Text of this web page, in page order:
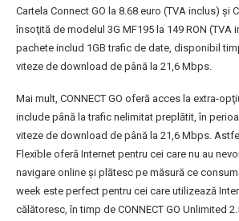
Cartela Connect GO la 8.68 euro (TVA inclus) şi
însoţită de modelul 3G MF195 la 149 RON (TVA
pachete includ 1GB trafic de date, disponibil
viteze de download de până la 21,6 Mbps.
Mai mult, CONNECT GO oferă acces la extra-
include până la trafic nelimitat preplătit, în
viteze de download de până la 21,6 Mbps.
Flexible oferă Internet pentru cei care nu au
navigare online şi plătesc pe măsură ce
week este perfect pentru cei care utilizează
călătoresc, în timp de CONNECT GO Unlimited